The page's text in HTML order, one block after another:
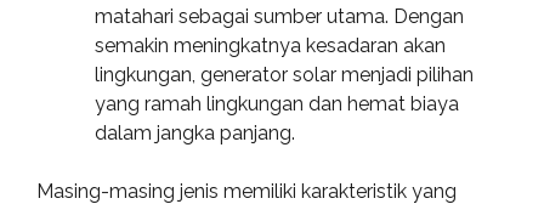
matahari sebagai sumber utama. Dengan
semakin meningkatnya kesadaran akan
lingkungan, generator solar menjadi pilihan
yang ramah lingkungan dan hemat biaya
dalam jangka panjang.
Masing-masing jenis memiliki karakteristik yang